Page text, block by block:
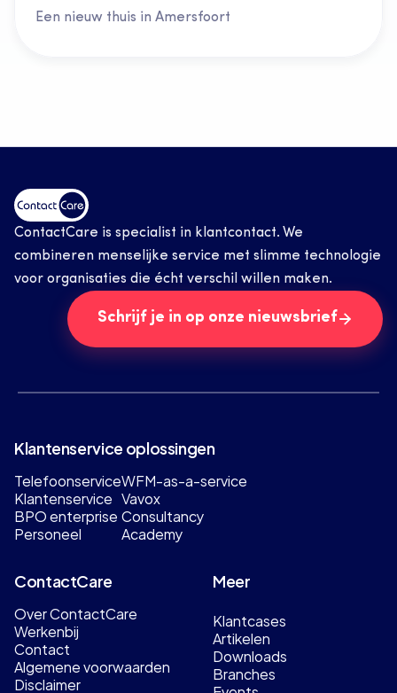
Een nieuw thuis in Amersfoort
ContactCare is specialist in klantcontact. We
combineren menselijke service met slimme technologie
voor organisaties die écht verschil willen maken.
Schrijf je in op onze nieuwsbrief
Klantenservice oplossingen
Telefoonservice
Klantenservice
BPO enterprise
Personeel
WFM-as-a-service
Vavox
Consultancy
Academy
Meer
Klantcases
Artikelen
Downloads
Branches
ContactCare
Over ContactCare
Werkenbij
Contact
Algemene voorwaarden
Disclaimer